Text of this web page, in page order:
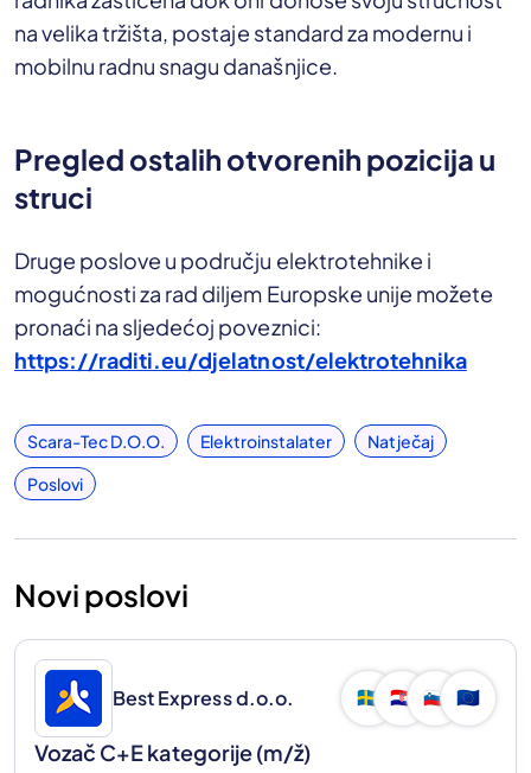
na velika tržišta, postaje standard za modernu i
mobilnu radnu snagu današnjice.
Pregled ostalih otvorenih pozicija u
struci
Druge poslove u području elektrotehnike i
mogućnosti za rad diljem Europske unije možete
pronaći na sljedećoj poveznici:
https://raditi.eu/djelatnost/elektrotehnika
Scara-Tec D.o.o. Elektroinstalater
Natječaj
Poslovi
Novi poslovi
Best Express d.o.o. 🇸🇪 🇭🇷 🇸🇮 🇪🇺
Vozač C+E kategorije(m/ž)